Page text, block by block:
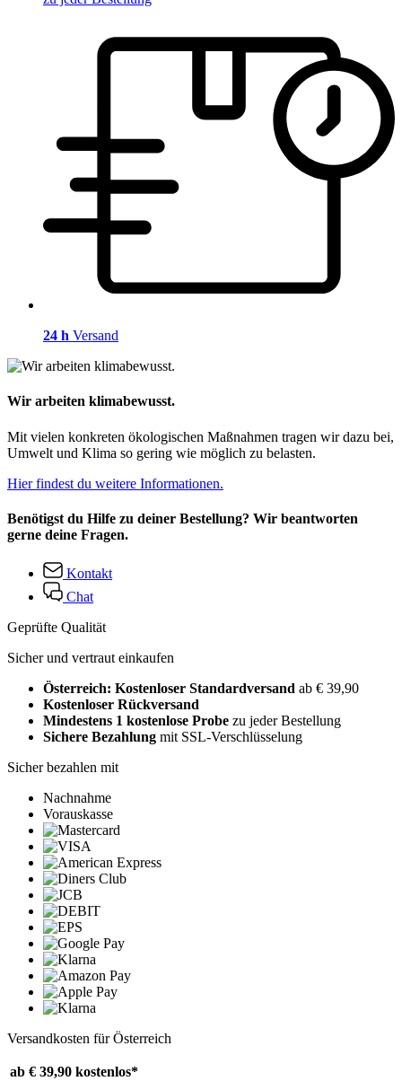
24 h Versand
Wir arbeiten klimabewusst.
Mit vielen konkreten ökologischen Maßnahmen tragen wir dazu bei,
Umwelt und Klima so gering wie möglich zu belasten.
Hier findest du weitere Informationen.
Benötigst du Hilfe zu deiner Bestellung? Wir beantworten
gerne deine Fragen.
Kontakt
Chat
Geprüfte Qualität
Sicher und vertraut einkaufen
Österreich: Kostenloser Standardversand ab € 39,90
Kostenloser Rückversand
Mindestens 1 kostenlose Probe zu jeder Bestellung
Sichere Bezahlung mit SSL-Verschlüsselung
Sicher bezahlen mit
Nachnahme
Vorauskasse
Versandkosten für Österreich
ab € 39,90 kostenlos*